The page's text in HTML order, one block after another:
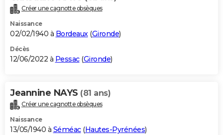
Créer une cagnotte obsèques
Naissance
02/02/1940 à Bordeaux(Gironde)
Décès
12/06/2022 à Pessac(Gironde)
Jeannine NAYS (81 ans)
Créer une cagnotte obsèques
Naissance
13/05/1940 à Séméac(Hautes-Pyrénées)